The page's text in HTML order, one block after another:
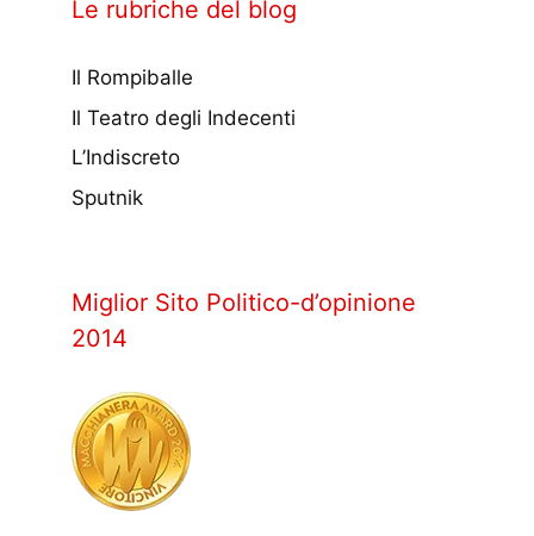
Le rubriche del blog
Il Rompiballe
Il Teatro degli Indecenti
L’Indiscreto
Sputnik
Miglior Sito Politico-d’opinione
2014